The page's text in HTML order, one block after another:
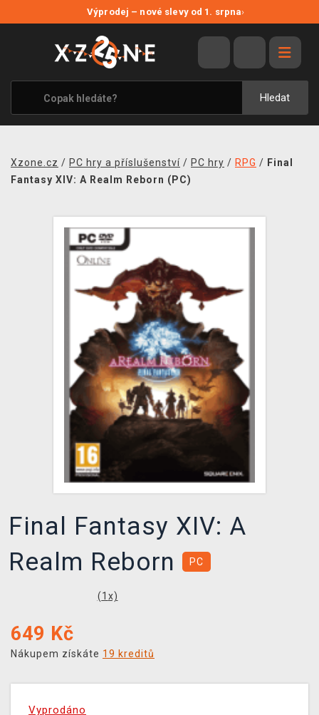
Výprodej – nové slevy od 1. srpna›
Hledat
VÝPRODEJ
VIDEOHRY
XZONE ORIGINALS
TÉMATIKY
MERCHANDISE
XZONE KLUB
TCG & BOARDGAME HUB
VÝKUP HER (BAZAR)
Xzone.cz / PC hry a příslušenství / PC hry / RPG / Final
Fantasy XIV: A Realm Reborn (PC)
Final Fantasy XIV: A
Realm Reborn
PC
(1 x)
649 Kč
Nákupem získáte 19 kreditů
Vyprodáno